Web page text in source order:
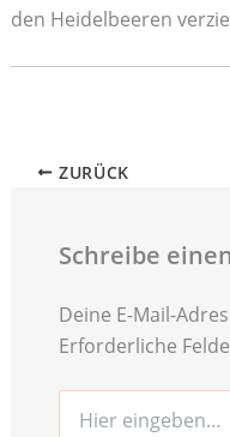
den Heidelbeeren
ZURÜCK
Schreibe
Deine E-Mail-
Erforderliche
eingeben…